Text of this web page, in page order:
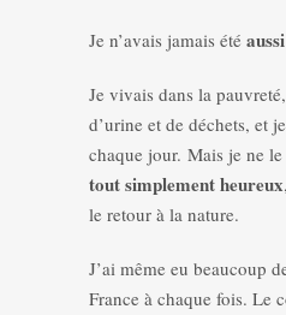
Je n’avais jamais été
Je vivais dans la
d’urine et de déchets, et
chaque jour. Mais je ne le
tout simplement heureux
le retour à la nature.
J’ai même eu beaucoup
France à chaque fois. Le